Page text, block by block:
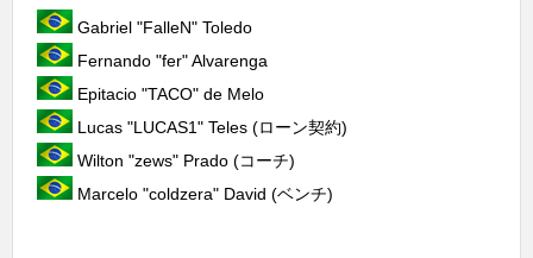
Gabriel "FalleN" Toledo
Fernando "fer" Alvarenga
Epitacio "TACO" de Melo
Lucas "LUCAS1" Teles (ローン契約)
Wilton "zews" Prado (コーチ)
Marcelo "coldzera" David (ベンチ)